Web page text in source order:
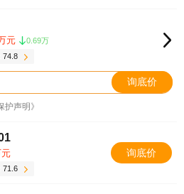
元
0.69万
74.8
询底价
声明》
元
71.6
询底价